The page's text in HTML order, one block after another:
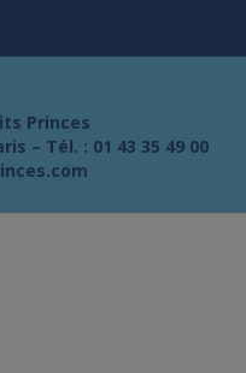
Princes
– Tél. : 01 43 35 49 00